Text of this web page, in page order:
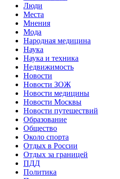
Люди
Места
Мнения
Мода
Народная медицина
Наука
Наука и техника
Недвижимость
Новости
Новости ЗОЖ
Новости медицины
Новости Москвы
Новости путешествий
Образование
Общество
Около спорта
Отдых в России
Отдых за границей
ПДД
Политика